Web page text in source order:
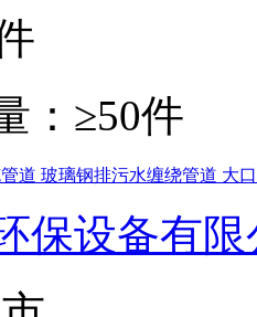
： ≥50件
道 玻璃钢排污水缠绕管道 大
保设备有限